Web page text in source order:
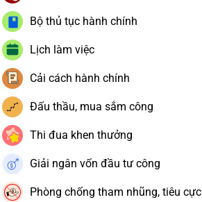
Bộ thủ tục hành chính
Lịch làm việc
Cải cách hành chính
Đấu thầu, mua sắm công
Thi đua khen thưởng
Giải ngân vốn đầu tư công
Phòng chống tham nhũng, tiêu cực